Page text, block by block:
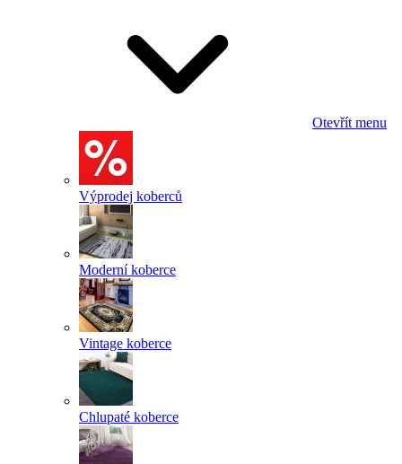
Otevřít menu
Výprodej koberců
Moderní koberce
Vintage koberce
Chlupaté koberce